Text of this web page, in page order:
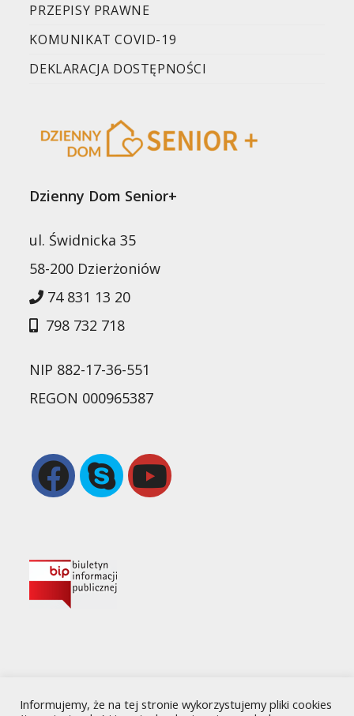
PRZEPISY PRAWNE
KOMUNIKAT COVID-19
DEKLARACJA DOSTĘPNOŚCI
Dzienny Dom Senior+
ul. Świdnicka 35
58-200 Dzierżoniów
74 831 13 20
798 732 718
NIP 882-17-36-551
REGON 000965387
a
new
your
application
Informujemy, że na tej stronie wykorzystujemy pliki cookies